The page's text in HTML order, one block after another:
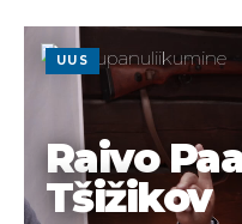
UUS
Raivo
Tšižikov